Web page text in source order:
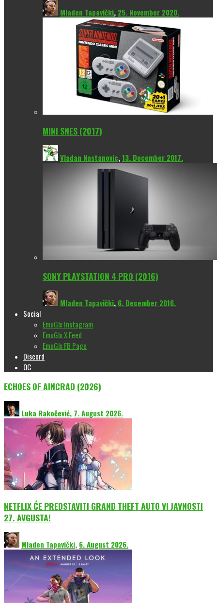
Mladen Tapavički, 25. November 2020.
MINI SNES (2017)
Vladan Nastanovic,13. December 2017.
SONY PLAYSTATION 4 PRO (2016)
Mladen Tapavički, 6. December 2016.
Social
EmuGlx Instagram
EmuGlx X Feed
EmuGlx FB Page
Discord
OC
ECHOES OF AINCRAD (2026)
Luka Rakočević, 7. August 2026.
NETFLIX ĆE PREDSTAVITI GRAND THEFT AUTO VI JAVNOSTI
27. AVGUSTA!
Mladen Tapavički, 6. August 2026.